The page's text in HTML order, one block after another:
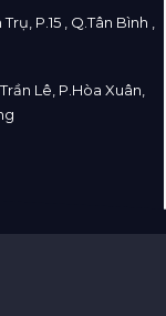
P.15 , Q.Tân Bình ,
Lê, P.Hòa Xuân,